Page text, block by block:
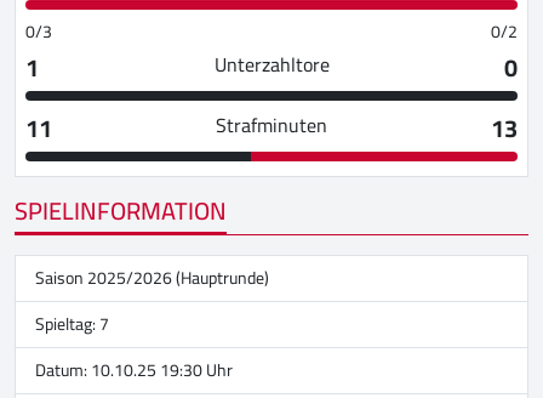
0/3 0/2
1 Unterzahltore
0
11
Strafminuten
13
SPIELINFORMATION
Saison 2025/2026 (Hauptrunde)
Spieltag: 7
Datum: 10.10.25 19:30 Uhr